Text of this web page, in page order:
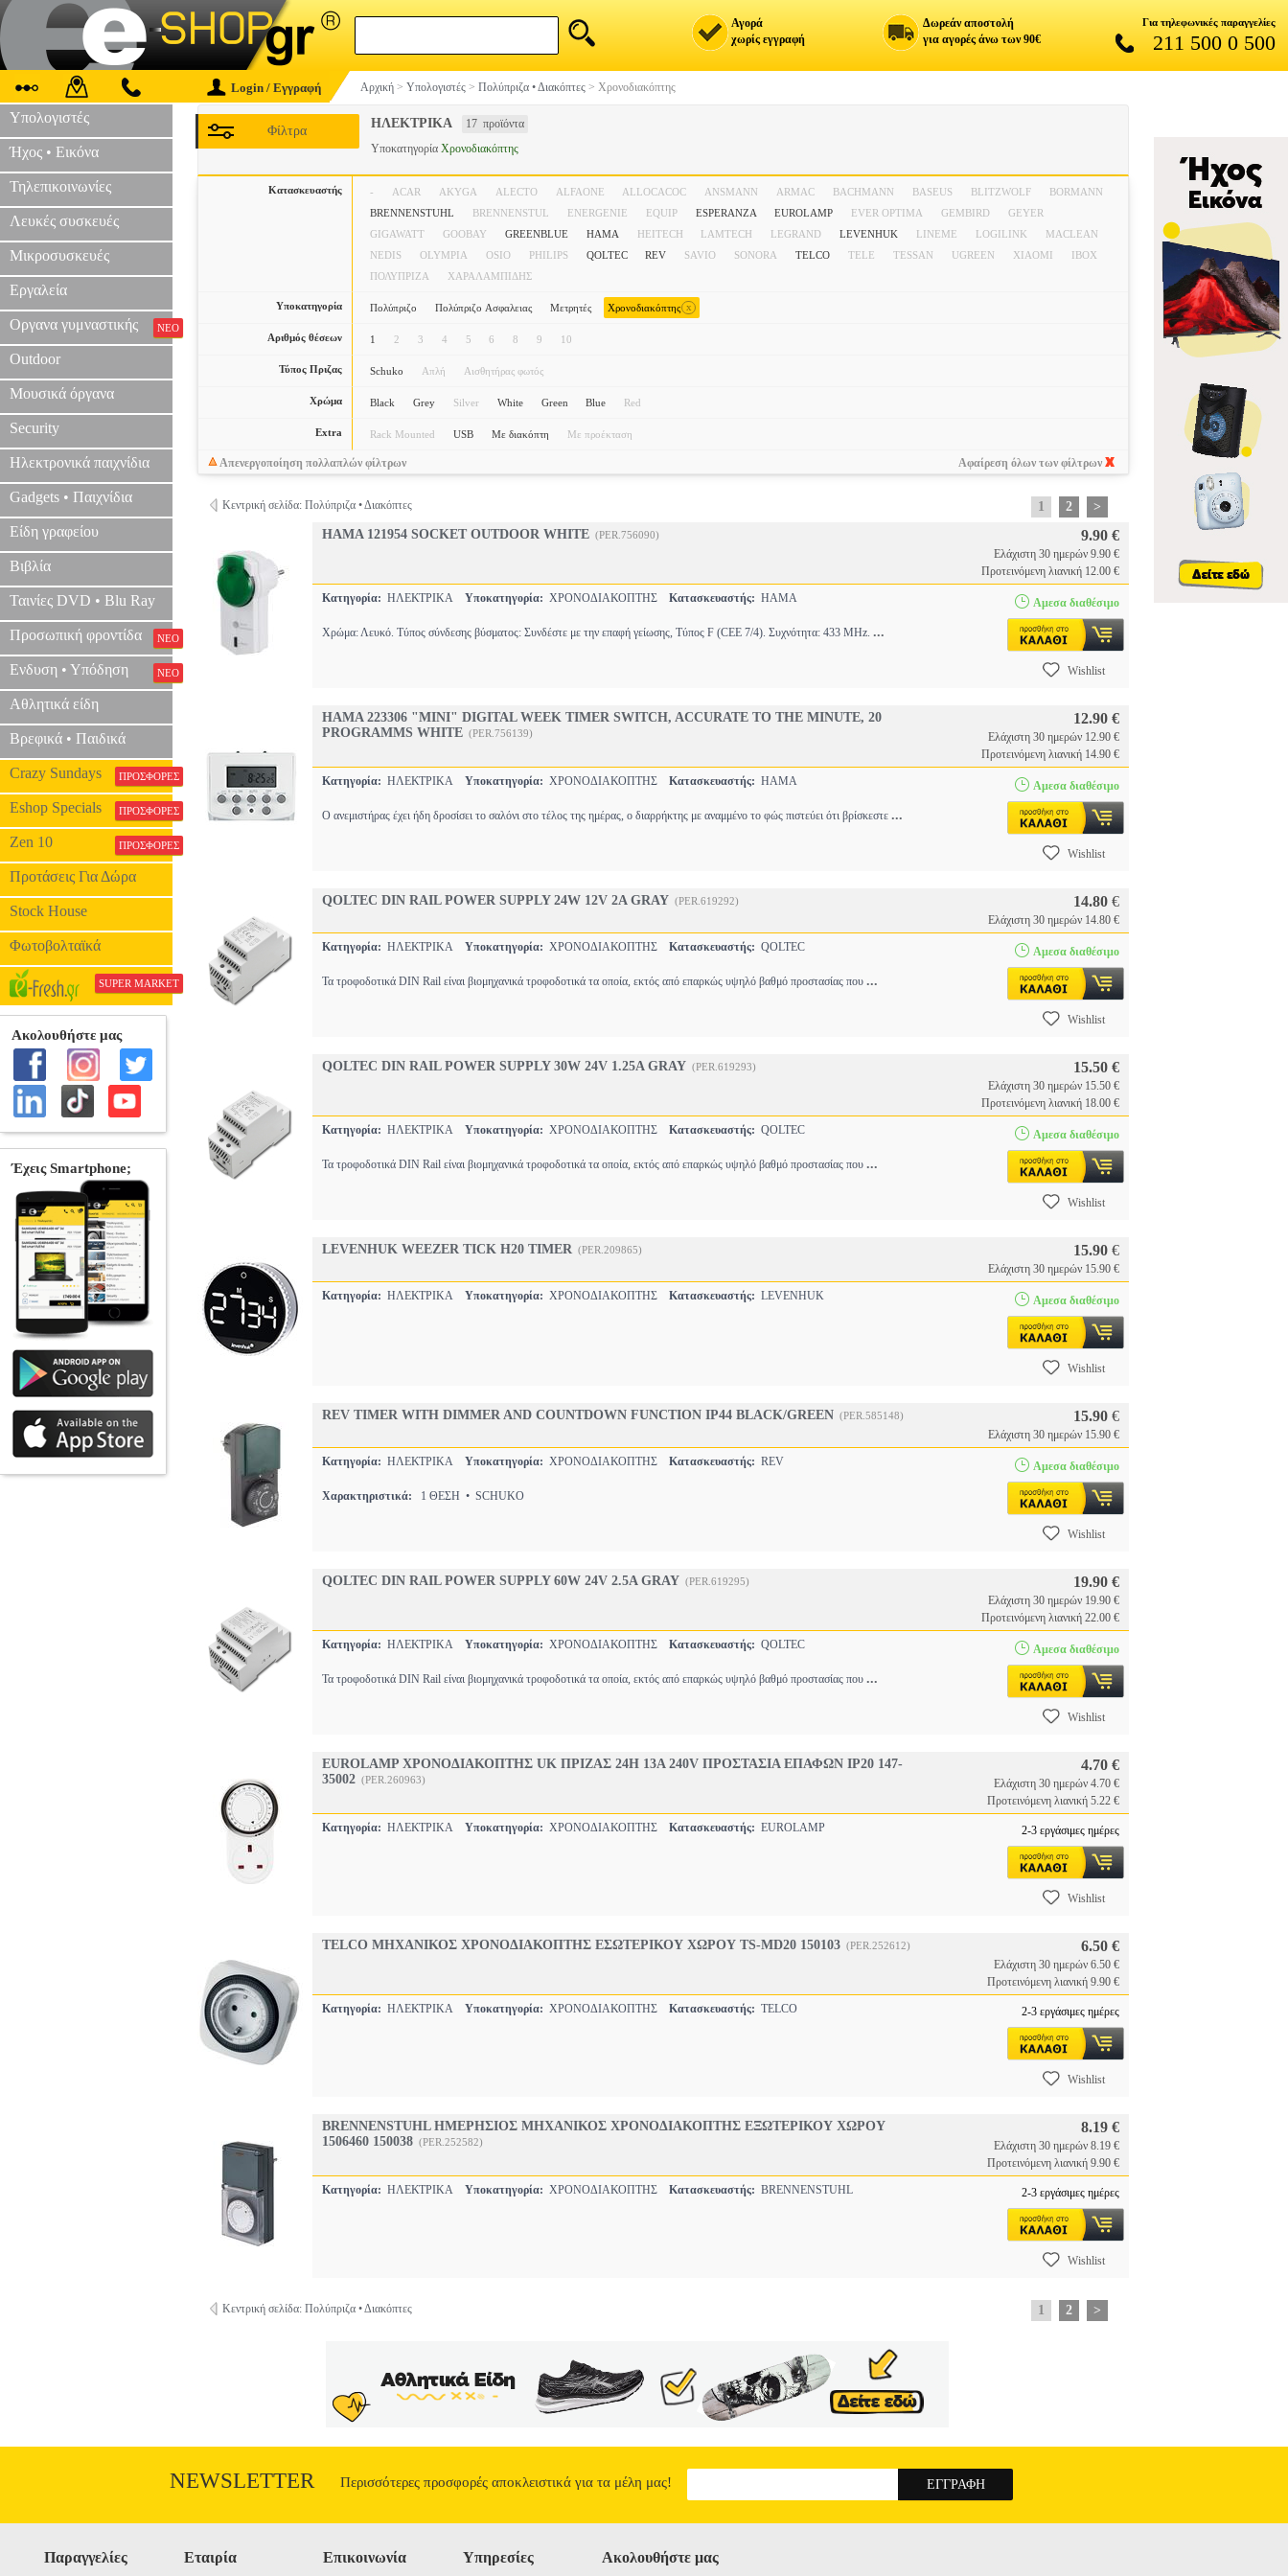
Αγορά
χωρίς εγγραφή
Δωρεάν αποστολή
για αγορές άνω των 90€
Για τηλεφωνικές παραγγελίες
211 500 0 500
Login / Εγγραφή Αρχική > Υπολογιστές > Πολύπριζα • Διακόπτες > Χρονοδιακόπτης
Υπολογιστές
Ήχος • Εικόνα
Τηλεπικοινωνίες
Λευκές συσκευές
Μικροσυσκευές
Εργαλεία
Οργανα γυμναστικής ΝΕΟ
Outdoor
Μουσικά όργανα
Security
Ηλεκτρονικά παιχνίδια
Gadgets • Παιχνίδια
Είδη γραφείου
Βιβλία
Ταινίες DVD • Blu Ray
Προσωπική φροντίδα ΝΕΟ
Ενδυση • Υπόδηση ΝΕΟ
Αθλητικά είδη
Βρεφικά • Παιδικά
Crazy Sundays ΠΡΟΣΦΟΡΕΣ
Eshop Specials ΠΡΟΣΦΟΡΕΣ
Zen 10 ΠΡΟΣΦΟΡΕΣ
Προτάσεις Για Δώρα
Stock House
Φωτοβολταϊκά
SUPER MARKET
ΗΛΕΚΤΡΙΚΑ 17 προϊόντα
Φίλτρα
Υποκατηγορία Χρονοδιακόπτης
Κατασκευαστής - ACAR AKYGA ALECTO ALFAONE ALLOCACOC ANSMANN ARMAC BACHMANN BASEUS BLITZWOLF
BORMANN
BRENNENSTUHL
BRENNENSTUL ENERGENIE EQUIP ESPERANZA EUROLAMP EVER OPTIMA GEMBIRD
GEYER
GIGAWATT
GOOBAY GREENBLUE HAMA HEITECH LAMTECH LEGRAND LEVENHUK LINEME LOGILINK
MACLEAN
NEDIS
OLYMPIA OSIO PHILIPS QOLTEC REV SAVIO SONORA TELCO TELE TESSAN UGREEN XIAOMI
ΙΒΟΧ
ΠΟΛΥΠΡΙΖΑ
ΧΑΡΑΛΑΜΠΙΔΗΣ
Υποκατηγορία Πολύπριζο Πολύπριζο Ασφαλειας Μετρητές Χρονοδιακόπτης x
Αριθμός θέσεων 1 2 3 4 5 6 8 9 10
Τύπος Πριζας Schuko Απλή Αισθητήρας φωτός
Χρώμα Black Grey Silver White Green Blue Red
Extra Rack Mounted USB Με διακόπτη Με προέκταση
Απενεργοποίηση πολλαπλών φίλτρων Αφαίρεση όλων των φίλτρων
Κεντρική σελίδα: Πολύπριζα • Διακόπτες 1 2
>
HAMA 121954 SOCKET OUTDOOR WHITE (PER.756090) 9.90 €
Ελάχιστη 30 ημερών 9.90 €
Προτεινόμενη λιανική 12.00 €
Κατηγορία: ΗΛΕΚΤΡΙΚΑ Υποκατηγορία: ΧΡΟΝΟΔΙΑΚΟΠΤΗΣ Κατασκευαστής: HAMA
Χρώμα: Λευκό. Τύπος σύνδεσης βύσματος: Συνδέστε με την επαφή γείωσης, Τύπος F (CEE 7/4). Συχνότητα: 433 MHz. ...
Αμεσα διαθέσιμο
Wishlist
HAMA 223306 "MINI" DIGITAL WEEK TIMER SWITCH, ACCURATE TO THE MINUTE, 20
PROGRAMMS WHITE (PER.756139)
12.90 €
Ελάχιστη 30 ημερών 12.90 €
Προτεινόμενη λιανική 14.90 €
Κατηγορία: ΗΛΕΚΤΡΙΚΑ Υποκατηγορία: ΧΡΟΝΟΔΙΑΚΟΠΤΗΣ Κατασκευαστής: HAMA
Ο ανεμιστήρας έχει ήδη δροσίσει το σαλόνι στο τέλος της ημέρας, ο διαρρήκτης με αναμμένο το φώς πιστεύει ότι βρίσκεστε ...
Αμεσα διαθέσιμο
Wishlist
QOLTEC DIN RAIL POWER SUPPLY 24W 12V 2A GRAY (PER.619292) 14.80 €
Ελάχιστη 30 ημερών 14.80 €
Κατηγορία: ΗΛΕΚΤΡΙΚΑ Υποκατηγορία: ΧΡΟΝΟΔΙΑΚΟΠΤΗΣ Κατασκευαστής: QOLTEC
Τα τροφοδοτικά DIN Rail είναι βιομηχανικά τροφοδοτικά τα οποία, εκτός από επαρκώς υψηλό βαθμό προστασίας που ...
Αμεσα διαθέσιμο
Wishlist
QOLTEC DIN RAIL POWER SUPPLY 30W 24V 1.25A GRAY (PER.619293) 15.50 €
Ελάχιστη 30 ημερών 15.50 €
Προτεινόμενη λιανική 18.00 €
Κατηγορία: ΗΛΕΚΤΡΙΚΑ Υποκατηγορία: ΧΡΟΝΟΔΙΑΚΟΠΤΗΣ Κατασκευαστής: QOLTEC
Τα τροφοδοτικά DIN Rail είναι βιομηχανικά τροφοδοτικά τα οποία, εκτός από επαρκώς υψηλό βαθμό προστασίας που ...
Αμεσα διαθέσιμο
Wishlist
LEVENHUK WEEZER TICK H20 TIMER (PER.209865) 15.90 €
Ελάχιστη 30 ημερών 15.90 €
Κατηγορία: ΗΛΕΚΤΡΙΚΑ Υποκατηγορία: ΧΡΟΝΟΔΙΑΚΟΠΤΗΣ Κατασκευαστής: LEVENHUK Αμεσα διαθέσιμο
Wishlist
REV TIMER WITH DIMMER AND COUNTDOWN FUNCTION IP44 BLACK/GREEN (PER.585148) 15.90 €
Ελάχιστη 30 ημερών 15.90 €
Κατηγορία: ΗΛΕΚΤΡΙΚΑ Υποκατηγορία: ΧΡΟΝΟΔΙΑΚΟΠΤΗΣ Κατασκευαστής: REV
Χαρακτηριστικά: 1 ΘΕΣΗ • SCHUKO
Αμεσα διαθέσιμο
Wishlist
QOLTEC DIN RAIL POWER SUPPLY 60W 24V 2.5A GRAY (PER.619295) 19.90 €
Ελάχιστη 30 ημερών 19.90 €
Προτεινόμενη λιανική 22.00 €
Κατηγορία: ΗΛΕΚΤΡΙΚΑ Υποκατηγορία: ΧΡΟΝΟΔΙΑΚΟΠΤΗΣ Κατασκευαστής: QOLTEC
Τα τροφοδοτικά DIN Rail είναι βιομηχανικά τροφοδοτικά τα οποία, εκτός από επαρκώς υψηλό βαθμό προστασίας που ...
Αμεσα διαθέσιμο
Wishlist
EUROLAMP ΧΡΟΝΟΔΙΑΚΟΠΤΗΣ UK ΠΡΙΖΑΣ 24H 13A 240V ΠΡΟΣΤΑΣΙΑ ΕΠΑΦΩΝ IP20 147-
35002 (PER.260963)
4.70 €
Ελάχιστη 30 ημερών 4.70 €
Προτεινόμενη λιανική 5.22 €
Κατηγορία: ΗΛΕΚΤΡΙΚΑ Υποκατηγορία: ΧΡΟΝΟΔΙΑΚΟΠΤΗΣ Κατασκευαστής: EUROLAMP 2-3 εργάσιμες ημέρες
Wishlist
TELCO ΜΗΧΑΝΙΚΟΣ ΧΡΟΝΟΔΙΑΚΟΠΤΗΣ ΕΣΩΤΕΡΙΚΟΥ ΧΩΡΟΥ TS-MD20 150103 (PER.252612) 6.50 €
Ελάχιστη 30 ημερών 6.50 €
Προτεινόμενη λιανική 9.90 €
Κατηγορία: ΗΛΕΚΤΡΙΚΑ Υποκατηγορία: ΧΡΟΝΟΔΙΑΚΟΠΤΗΣ Κατασκευαστής: TELCO 2-3 εργάσιμες ημέρες
Wishlist
BRENNENSTUHL ΗΜΕΡΗΣΙΟΣ ΜΗΧΑΝΙΚΟΣ ΧΡΟΝΟΔΙΑΚΟΠΤΗΣ ΕΞΩΤΕΡΙΚΟΥ ΧΩΡΟΥ
1506460 150038 (PER.252582)
8.19 €
Ελάχιστη 30 ημερών 8.19 €
Προτεινόμενη λιανική 9.90 €
Κατηγορία: ΗΛΕΚΤΡΙΚΑ Υποκατηγορία: ΧΡΟΝΟΔΙΑΚΟΠΤΗΣ Κατασκευαστής: BRENNENSTUHL 2-3 εργάσιμες ημέρες
Wishlist
Κεντρική σελίδα: Πολύπριζα • Διακόπτες 1 2 >
NEWSLETTER Περισσότερες προσφορές αποκλειστικά για τα μέλη μας!
Παραγγελίες Εταιρία Επικοινωνία Υπηρεσίες Ακολουθήστε μας